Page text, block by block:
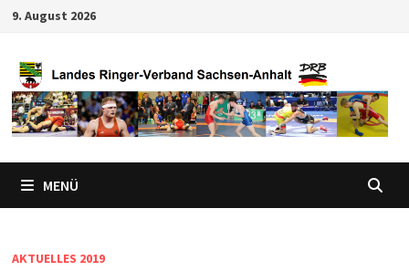
Zum
springen
9. August 2026
MENÜ
AKTUELLES 2019